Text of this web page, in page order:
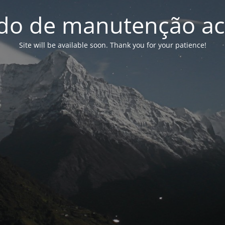
de manutenção
Site will be available soon. Thank you for your patience!